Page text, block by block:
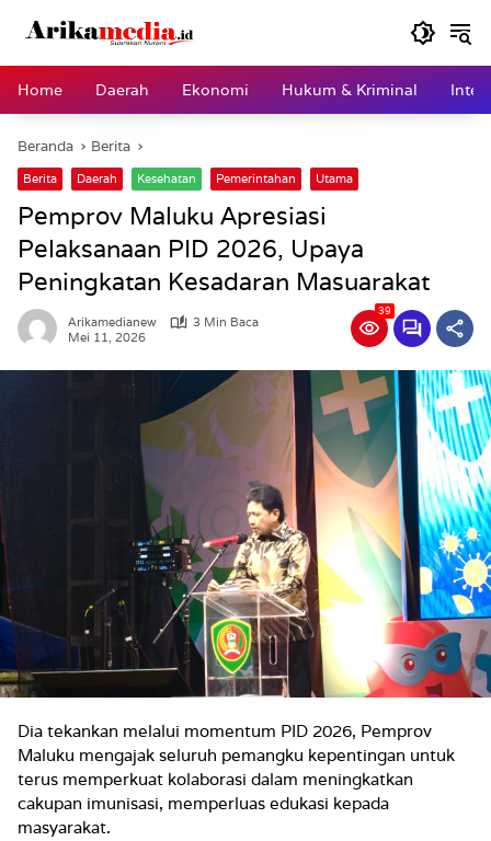
Home
Daerah Ekonomi Hukum & Kriminal
Beranda Berita
Berita Daerah Kesehatan Pemerintahan Utama
Pemprov Maluku Apresiasi
Pelaksanaan PID 2026, Upaya
Peningkatan Kesadaran Masuarakat
Arikamedianew
3 Min Baca
Mei 11, 2026
39
Dia tekankan melalui momentum PID 2026, Pemprov
Maluku mengajak seluruh pemangku kepentingan untuk
terus memperkuat kolaborasi dalam meningkatkan
cakupan imunisasi, memperluas edukasi kepada
masyarakat.